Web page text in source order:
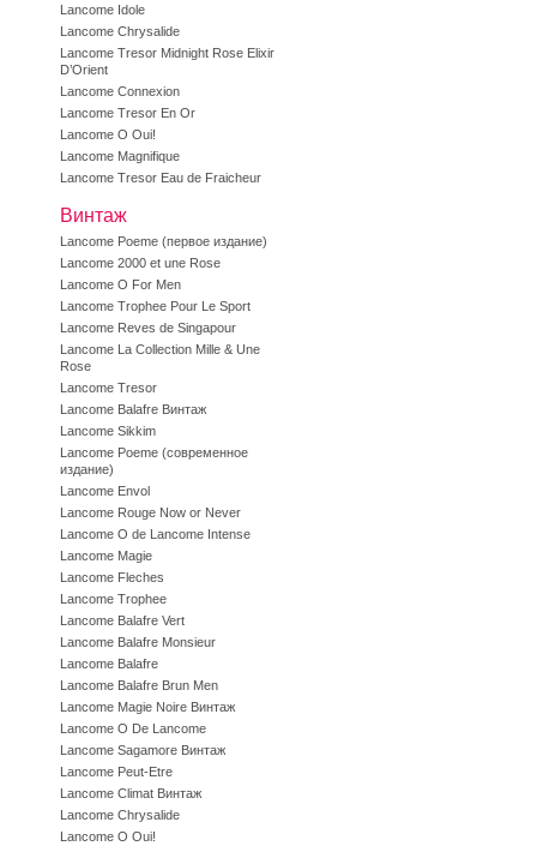
Lancome Idole
Lancome Chrysalide
Lancome Tresor Midnight Rose Elixir
D’Orient
Lancome Connexion
Lancome Tresor En Or
Lancome O Oui!
Lancome Magnifique
Lancome Tresor Eau de Fraicheur
Винтаж
Lancome Poeme (первое издание)
Lancome 2000 et une Rose
Lancome O For Men
Lancome Trophee Pour Le Sport
Lancome Reves de Singapour
Lancome La Collection Mille & Une
Rose
Lancome Tresor
Lancome Balafre Винтаж
Lancome Sikkim
Lancome Poeme (современное
издание)
Lancome Envol
Lancome Rouge Now or Never
Lancome O de Lancome Intense
Lancome Magie
Lancome Fleches
Lancome Trophee
Lancome Balafre Vert
Lancome Balafre Monsieur
Lancome Balafre
Lancome Balafre Brun Men
Lancome Magie Noire Винтаж
Lancome O De Lancome
Lancome Sagamore Винтаж
Lancome Peut-Etre
Lancome Climat Винтаж
Lancome Chrysalide
Lancome O Oui!